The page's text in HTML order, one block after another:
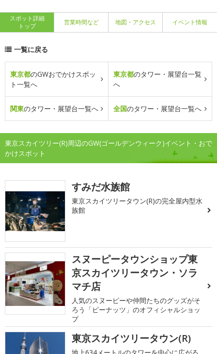
スポット詳細
トップ
営業時間など 地図・アクセス イベント情報
一覧に戻る
東京都のGWおでかけスポッ
ト一覧へ
東京都のタワー・展望台一覧
へ
関東のタワー・展望台一覧へ 全国のタワー・展望台一覧へ
東京スカイツリー(R)周辺のGW(ゴールデンウィーク)イベント・おで
かけスポット
すみだ水族館
東京スカイツリータウン(R)の完全屋内型水
族館
スヌーピータウンショップ東
京スカイツリータウン・ソラ
マチ店
人気のスヌーピーや仲間たちのグッズがそ
ろう「ピーナッツ」のオフィシャルショッ
プ
東京スカイツリータウン(R)